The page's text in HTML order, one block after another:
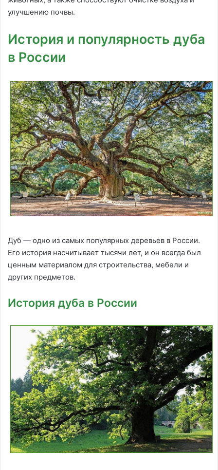
улучшению почвы.
История и популярность дуба
в России
Дуб — одно из самых популярных деревьев в России.
Его история насчитывает тысячи лет, и он всегда был
ценным материалом для строительства, мебели и
других предметов.
История дуба в России